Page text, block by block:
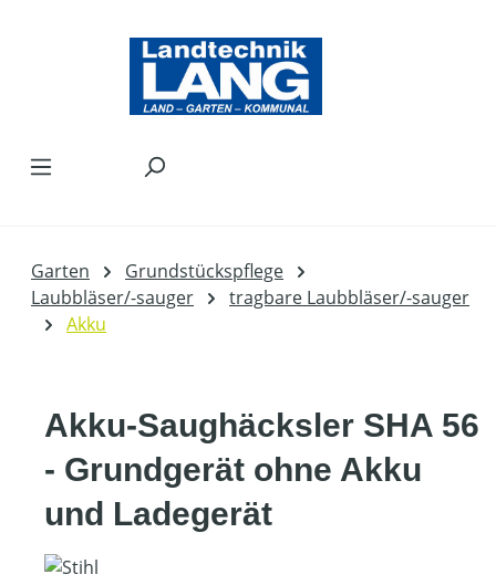
Garten
Grundstückspflege
Laubbläser/-sauger
tragbare Laubbläser/-sauger
Akku
Akku-Saughäcksler SHA 56
- Grundgerät ohne Akku
und Ladegerät